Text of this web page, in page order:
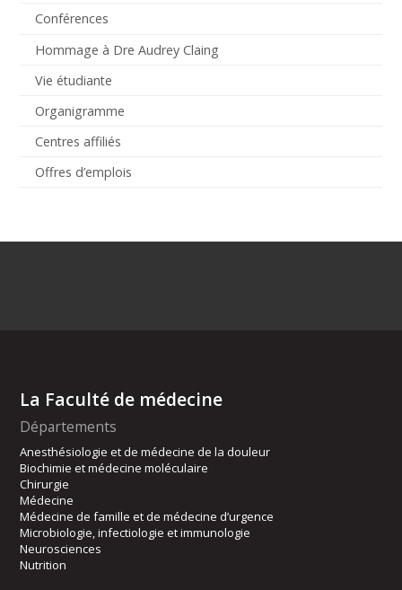
Conférences
Hommage à Dre Audrey Claing
Vie étudiante
Organigramme
Centres affiliés
Offres d’emplois
La Faculté de médecine
Départements
Anesthésiologie et de médecine de la douleur
Biochimie et médecine moléculaire
Chirurgie
Médecine
Médecine de famille et de médecine d’urgence
Microbiologie, infectiologie et immunologie
Neurosciences
Nutrition